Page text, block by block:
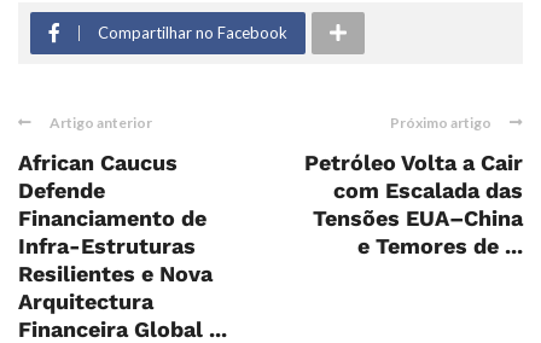
Compartilhar no Facebook
Artigo anterior
African Caucus
Defende
Financiamento de
Infra-Estruturas
Resilientes e Nova
Arquitectura
Financeira Global ...
Próximo artigo
Petróleo Volta a Cair
com Escalada das
Tensões EUA–China
e Temores de ...